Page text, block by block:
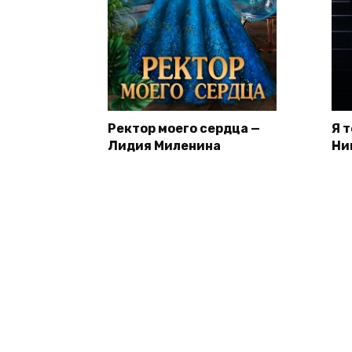
Ректор моего сердца —
Лидия Миленина
Я